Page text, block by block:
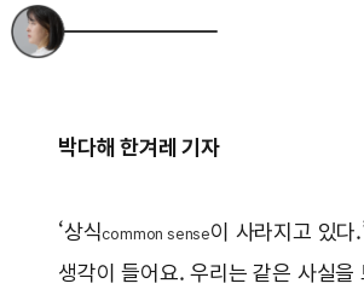
박다해 한겨레 기자
‘상식common sense이 사라지고 있다
생각이 들어요. 우리는 같은 사실을